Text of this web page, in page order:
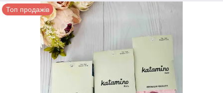
Топ продажів